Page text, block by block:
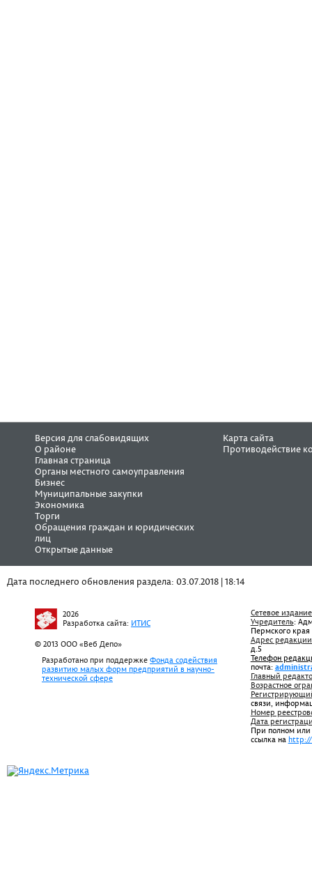
Версия для слабовидящих
О районе
Главная страница
Органы местного самоуправления
Бизнес
Муниципальные закупки
Экономика
Торги
Обращения граждан и юридических
лиц
Открытые данные
Карта сайта
Противодействие
Дата последнего обновления раздела: 03.07.2018 | 18:14
2026
Разработка сайта: ИТИС
© 2013 ООО «Веб Депо»
Разработано при поддержке Фонда содействия
развитию малых форм предприятий в научно-
технической сфере
Сетевое
Учредитель:
Пермского края
Адрес
д.5
Телефон
почта:
Главный
Возрастное
связи,
Номер
Дата
При полном или
ссылка на http://